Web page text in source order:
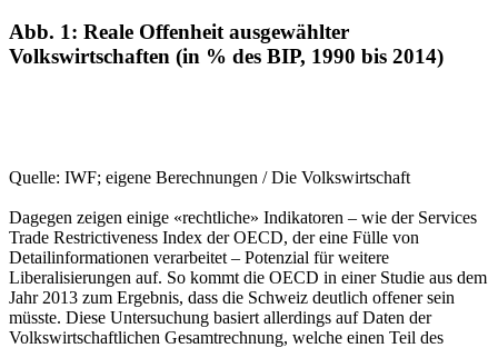
Abb. 1: Reale Offenheit ausgewählter
Volkswirtschaften (in % des BIP, 1990 bis 2014)
Quelle: IWF; eigene Berechnungen / Die Volkswirtschaft
Dagegen zeigen einige «rechtliche» Indikatoren – wie der Services
Trade Restrictiveness Index der OECD, der eine Fülle von
Detailinformationen verarbeitet – Potenzial für weitere
Liberalisierungen auf. So kommt die OECD in einer Studie aus dem
Jahr 2013 zum Ergebnis, dass die Schweiz deutlich offener sein
müsste. Diese Untersuchung basiert allerdings auf Daten der
Volkswirtschaftlichen Gesamtrechnung, welche einen Teil des